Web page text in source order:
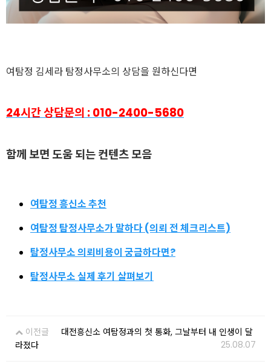
여탐정 김세라 탐정사무소의 상담을 원하신다면
24시간 상담문의 : 010-2400-5680
함께 보면 도움 되는 컨텐츠 모음
여탐정 흥신소 추천
여탐정 탐정사무소가 말하다 (의뢰 전 체크리스트)
탐정사무소 의뢰비용이 궁금하다면?
탐정사무소 실제 후기 살펴보기
이전글
대전흥신소 여탐정과의 첫 통화, 그날부터 내 인생이 달
라졌다
25.08.07